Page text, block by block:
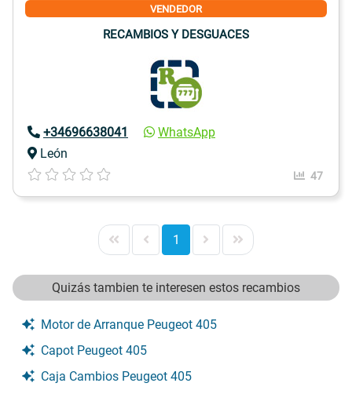
VENDEDOR
RECAMBIOS Y DESGUACES
+34696638041
WhatsApp
León
47
1
Quizás tambien te interesen estos recambios
Motor de Arranque Peugeot 405
Capot Peugeot 405
Caja Cambios Peugeot 405